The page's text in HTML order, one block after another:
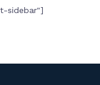
sidebar"]